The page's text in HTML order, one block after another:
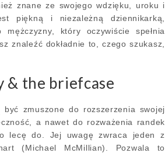
znane ze swojego wdzięku, uroku i
piękną i niezależną dziennikarką,
który oczywiście spełnia
znaleźć dokładnie to, czego szukasz,
& the briefcase
zmuszone do rozszerzenia swojej
a nawet do rozważenia randek
lecę do. Jej uwagę zwraca jeden z
(Michael McMillian). Pozwala to